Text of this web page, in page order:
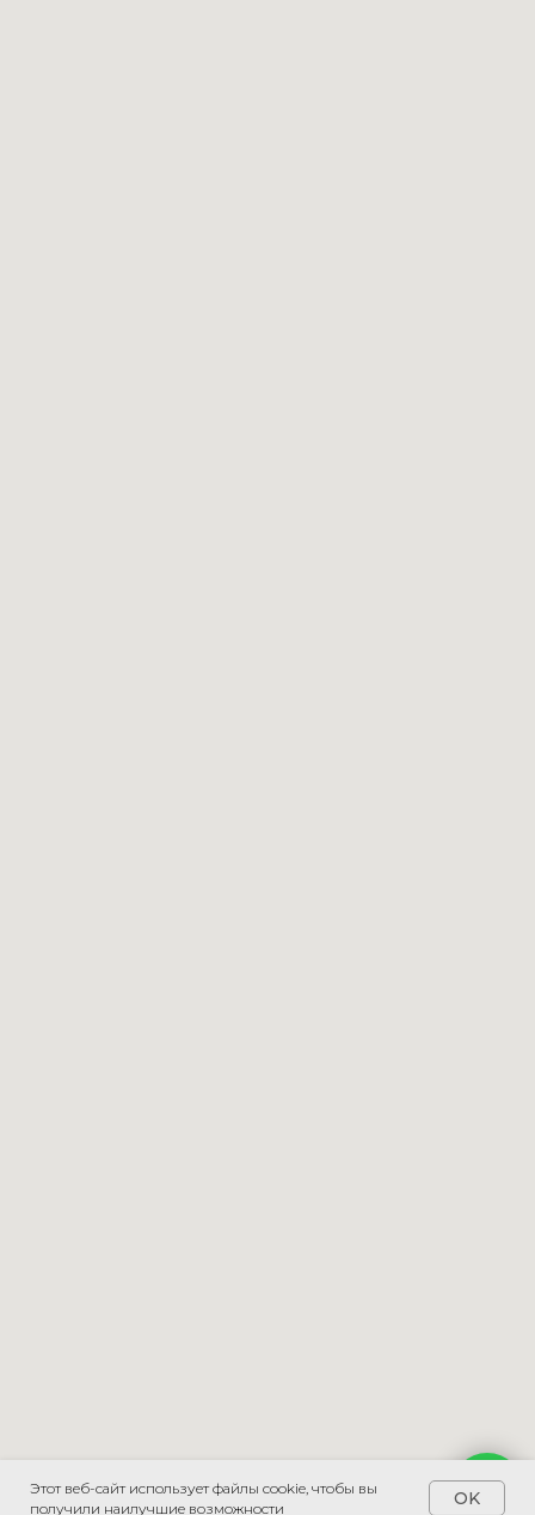
Этот веб-сайт использует файлы cookie, чтобы вы
получили наилучшие возможности
OK
Напишите мне